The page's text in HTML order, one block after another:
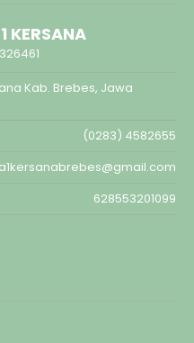
KERSANA
Kab. Brebes, Jawa
(0283) 4582655
628553201099